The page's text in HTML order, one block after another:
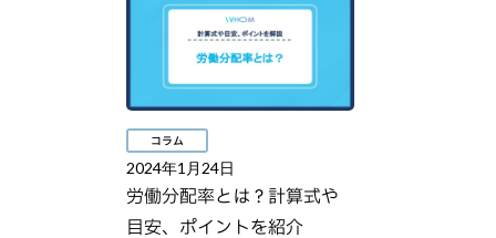
コラム
2024年1月24日
労働分配率とは？計算式や
目安、ポイントを紹介